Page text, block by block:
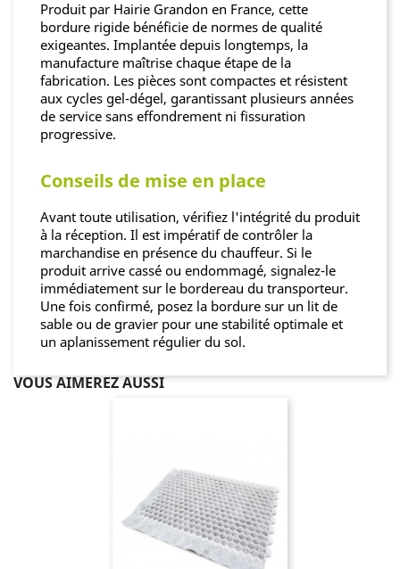
Produit par Hairie Grandon en France, cette
bordure rigide bénéficie de normes de qualité
exigeantes. Implantée depuis longtemps, la
manufacture maîtrise chaque étape de la
fabrication. Les pièces sont compactes et résistent
aux cycles gel-dégel, garantissant plusieurs années
de service sans effondrement ni fissuration
progressive.
Conseils de mise en place
Avant toute utilisation, vérifiez l'intégrité du produit
à la réception. Il est impératif de contrôler la
marchandise en présence du chauffeur. Si le
produit arrive cassé ou endommagé, signalez-le
immédiatement sur le bordereau du transporteur.
Une fois confirmé, posez la bordure sur un lit de
sable ou de gravier pour une stabilité optimale et
un aplanissement régulier du sol.
VOUS AIMEREZ AUSSI